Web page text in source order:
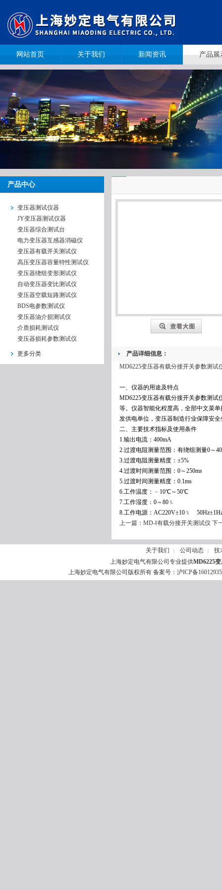
网站首页 关于我们 新闻资讯 产品展
产品中心
变压器测试仪器
JY变压器测试仪器
变压器综合测试台
电力变压器互感器消磁仪
变压器有载开关测试仪
高压变压器容量特性测试仪
变压器绕组变形测试仪
自动变压器变比测试仪
变压器空载短路测试仪
BDS电参数测试仪
变压器油介损测试仪
介质损耗测试仪
变压器损耗参数测试仪
更多分类
产品详细信息：
MD6225变压器有载分接开关参数测试
一、仪器的用途及特点
MD6225变压器有载分接开关参数测
等。仪器智能化程度高，全部中文菜
发供电单位，变压器制造行业保障安
二、主要技术指标及使用条件
1.输出电流：400mA
2.过渡电阻测量范围：有绕组测量0～
3.过渡电阻测量精度：±5%
4.过渡时间测量范围：0～250ms
5.过渡时间测量精度：0.1ms
6.工作温度：﹣10℃～50℃
7.工作湿度：0～80﹪
8.工作电源：AC220V±10﹪
上一篇： MD-Ⅰ有载分接开关测试仪 下
关于我们 | 公司动态 |
技
上海妙定电气有限公司专业提供MD6225
上海妙定电气有限公司版权所有 备案号： 沪ICP备